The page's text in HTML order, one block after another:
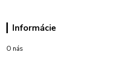
Informácie
O nás